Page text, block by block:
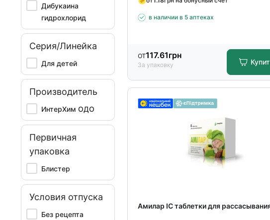
Дибукаина
гидрохлорид
Серия/Линейка
Для детей
Производитель
ИнтерХим ОДО
Первичная
упаковка
Блистер
Условия отпуска
Без рецепта
в наличии в 5 аптеках
от117.61грн
За упаковку
Амилар ІС таблетки для